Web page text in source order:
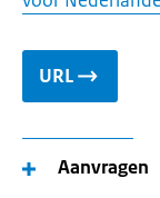
URL
Aanvragen